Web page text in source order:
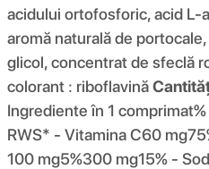
acidului ortofosforic, acid L-
aromă naturală de
glicol, concentrat de sfeclă
colorant : riboflavină
Ingrediente în 1
RWS* - Vitamina C60
100 mg5%300 mg15% -